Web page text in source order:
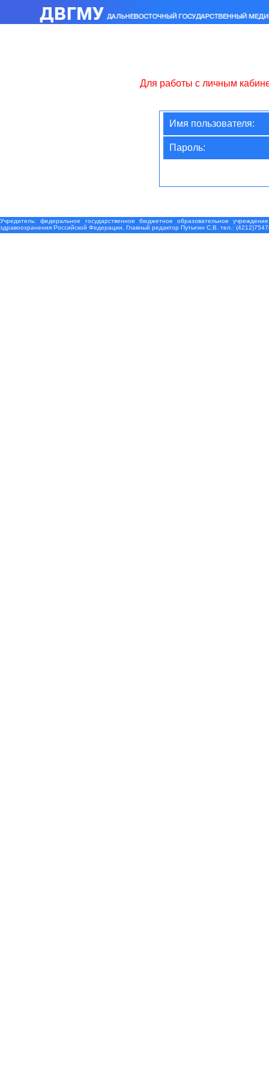
Для работы с личным
Имя пользователя:
Пароль:
Учредитель: федеральное государственное бюджетное образовательное
здравоохранения Российской Федерации. Главный редактор Путыгин С.В. тел.: